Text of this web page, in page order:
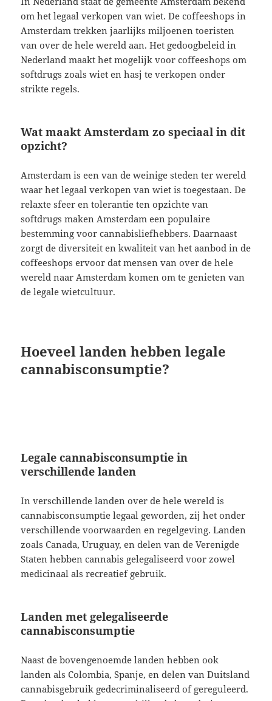
om het legaal verkopen van wiet. De coffeeshops in
Amsterdam trekken jaarlijks miljoenen toeristen
van over de hele wereld aan. Het gedoogbeleid in
Nederland maakt het mogelijk voor coffeeshops om
softdrugs zoals wiet en hasj te verkopen onder
strikte regels.
Wat maakt Amsterdam zo speciaal in dit
opzicht?
Amsterdam is een van de weinige steden ter wereld
waar het legaal verkopen van wiet is toegestaan. De
relaxte sfeer en tolerantie ten opzichte van
softdrugs maken Amsterdam een populaire
bestemming voor cannabisliefhebbers. Daarnaast
zorgt de diversiteit en kwaliteit van het aanbod in de
coffeeshops ervoor dat mensen van over de hele
wereld naar Amsterdam komen om te genieten van
de legale wietcultuur.
Hoeveel landen hebben legale
cannabisconsumptie?
Legale cannabisconsumptie in
verschillende landen
In verschillende landen over de hele wereld is
cannabisconsumptie legaal geworden, zij het onder
verschillende voorwaarden en regelgeving. Landen
zoals Canada, Uruguay, en delen van de Verenigde
Staten hebben cannabis gelegaliseerd voor zowel
medicinaal als recreatief gebruik.
Landen met gelegaliseerde
cannabisconsumptie
Naast de bovengenoemde landen hebben ook
landen als Colombia, Spanje, en delen van Duitsland
cannabisgebruik gedecriminaliseerd of gereguleerd.